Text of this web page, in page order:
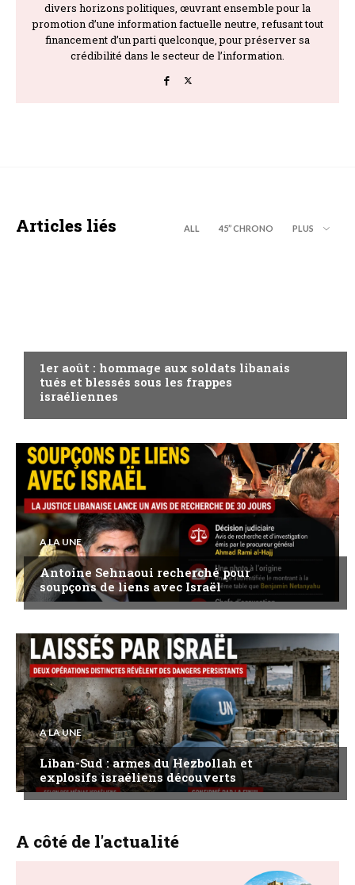
divers horizons politiques, œuvrant ensemble pour la
promotion d’une information factuelle neutre, refusant tout
financement d’un parti quelconque, pour préserver sa
crédibilité dans le secteur de l’information.
Articles liés ALL 45’’ CHRONO PLUS
1er août : hommage aux soldats libanais
tués et blessés sous les frappes
israéliennes
A LA UNE
Antoine Sehnaoui recherché pour
soupçons de liens avec Israël
A LA UNE
Liban-Sud : armes du Hezbollah et
explosifs israéliens découverts
A côté de l'actualité